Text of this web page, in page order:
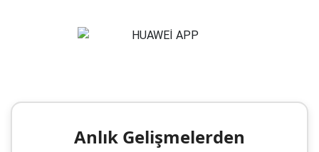
Anlık Gelişmelerden